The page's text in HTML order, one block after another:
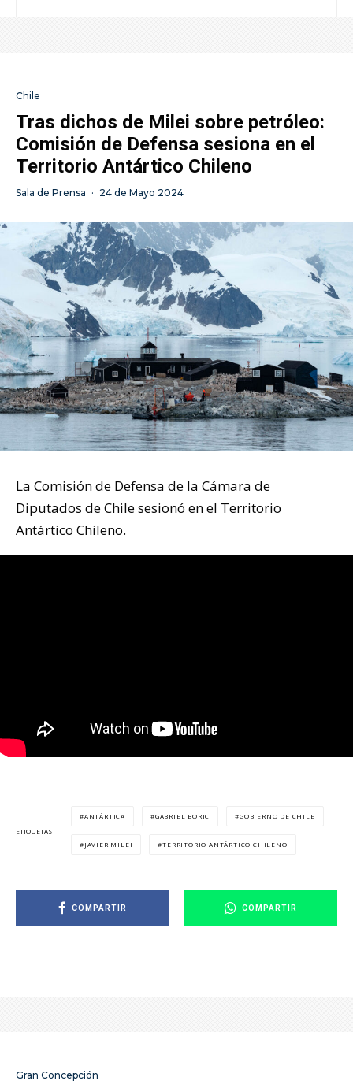
Chile
Tras dichos de Milei sobre petróleo:
Comisión de Defensa sesiona en el
Territorio Antártico Chileno
Sala de Prensa · 24 de Mayo 2024
La Comisión de Defensa de la Cámara de
Diputados de Chile sesionó en el Territorio
Antártico Chileno.
ETIQUETAS
ANTÁRTICA GABRIEL BORIC GOBIERNO DE CHILE
JAVIER MILEI TERRITORIO ANTÁRTICO CHILENO
COMPARTIR COMPARTIR
Gran Concepción